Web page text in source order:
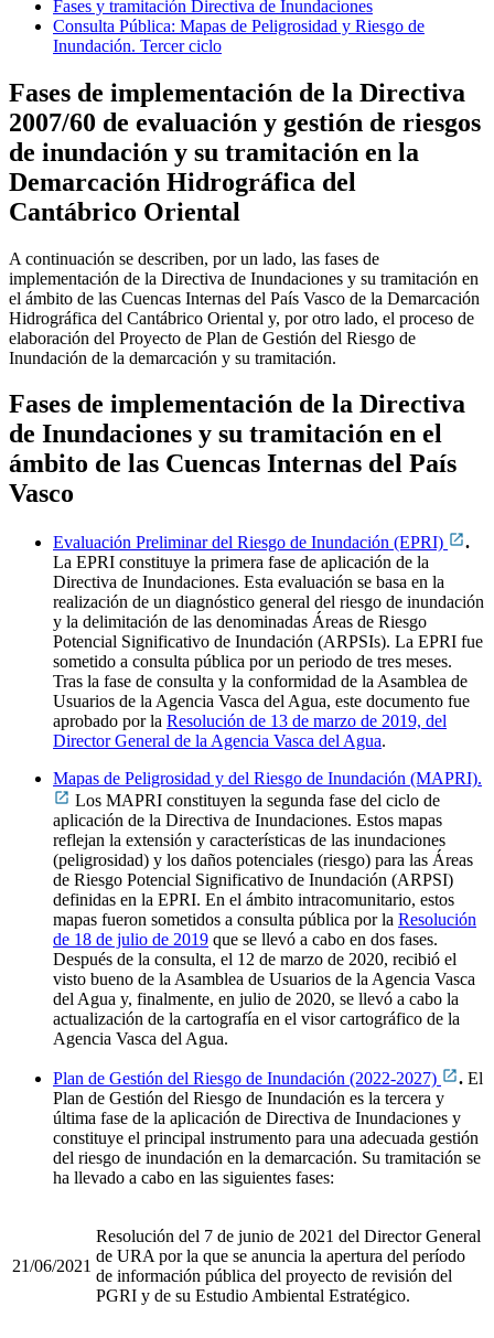
Fases y tramitación Directiva de Inundaciones
Consulta Pública: Mapas de Peligrosidad y Riesgo de
Inundación. Tercer ciclo
Fases de implementación de la Directiva
2007/60 de evaluación y gestión de riesgos
de inundación y su tramitación en la
Demarcación Hidrográfica del
Cantábrico Oriental
A continuación se describen, por un lado, las fases de
implementación de la Directiva de Inundaciones y su tramitación en
el ámbito de las Cuencas Internas del País Vasco de la Demarcación
Hidrográfica del Cantábrico Oriental y, por otro lado, el proceso de
elaboración del Proyecto de Plan de Gestión del Riesgo de
Inundación de la demarcación y su tramitación.
Fases de implementación de la Directiva
de Inundaciones y su tramitación en el
ámbito de las Cuencas Internas del País
Vasco
Evaluación Preliminar del Riesgo de Inundación (EPRI)
.
La EPRI constituye la primera fase de aplicación de la
Directiva de Inundaciones. Esta evaluación se basa en la
realización de un diagnóstico general del riesgo de inundación
y la delimitación de las denominadas Áreas de Riesgo
Potencial Significativo de Inundación (ARPSIs). La EPRI fue
sometido a consulta pública por un periodo de tres meses.
Tras la fase de consulta y la conformidad de la Asamblea de
Usuarios de la Agencia Vasca del Agua, este documento fue
aprobado por la Resolución de 13 de marzo de 2019, del
Director General de la Agencia Vasca del Agua.
Mapas de Peligrosidad y del Riesgo de Inundación (MAPRI).
Los MAPRI constituyen la segunda fase del ciclo de
aplicación de la Directiva de Inundaciones. Estos mapas
reflejan la extensión y características de las inundaciones
(peligrosidad) y los daños potenciales (riesgo) para las Áreas
de Riesgo Potencial Significativo de Inundación (ARPSI)
definidas en la EPRI. En el ámbito intracomunitario, estos
mapas fueron sometidos a consulta pública por la Resolución
de 18 de julio de 2019 que se llevó a cabo en dos fases.
Después de la consulta, el 12 de marzo de 2020, recibió el
visto bueno de la Asamblea de Usuarios de la Agencia Vasca
del Agua y, finalmente, en julio de 2020, se llevó a cabo la
actualización de la cartografía en el visor cartográfico de la
Agencia Vasca del Agua.
Plan de Gestión del Riesgo de Inundación (2022-2027) . El
Plan de Gestión del Riesgo de Inundación es la tercera y
última fase de la aplicación de Directiva de Inundaciones y
constituye el principal instrumento para una adecuada gestión
del riesgo de inundación en la demarcación. Su tramitación se
ha llevado a cabo en las siguientes fases:
21/06/2021
Resolución del 7 de junio de 2021 del Director General
de URA por la que se anuncia la apertura del período
de información pública del proyecto de revisión del
PGRI y de su Estudio Ambiental Estratégico.